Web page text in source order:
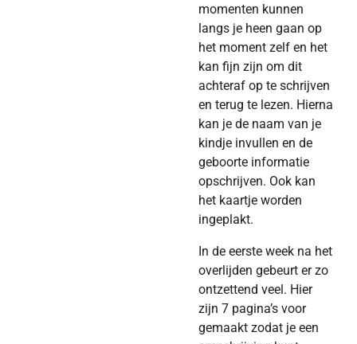
momenten kunnen
langs je heen gaan op
het moment zelf en het
kan fijn zijn om dit
achteraf op te schrijven
en terug te lezen. Hierna
kan je de naam van je
kindje invullen en de
geboorte informatie
opschrijven. Ook kan
het kaartje worden
ingeplakt.
In de eerste week na het
overlijden gebeurt er zo
ontzettend veel. Hier
zijn 7 pagina’s voor
gemaakt zodat je een